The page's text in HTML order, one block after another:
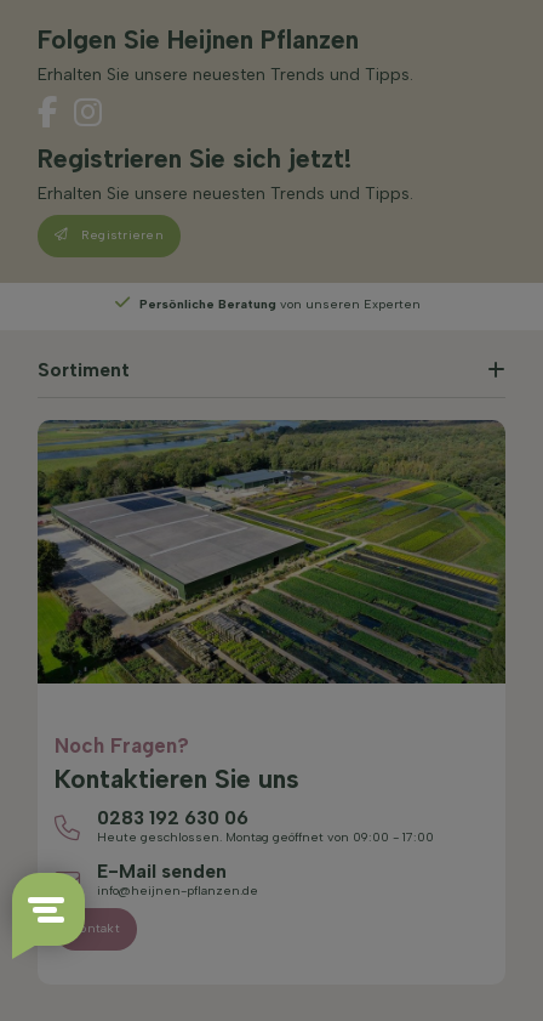
Folgen Sie Heijnen Pflanzen
Erhalten Sie unsere neuesten Trends und Tipps.
Registrieren Sie sich jetzt!
Erhalten Sie unsere neuesten Trends und Tipps.
Registrieren
Persönliche Beratungvon unseren Experten
Sortiment
Noch Fragen?
Kontaktieren Sie uns
0283 192 630 06
Heute geschlossen. Montag geöffnet von 09:00 - 17:00
E-Mail senden
info@heijnen-pflanzen.de
Kontakt